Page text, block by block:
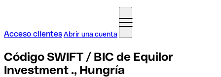
Acceso clientesAbrir una cuenta
Código SWIFT / BIC de Equilor
Investment ., Hungría